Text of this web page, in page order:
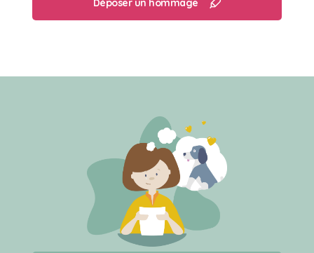
Déposer un hommage